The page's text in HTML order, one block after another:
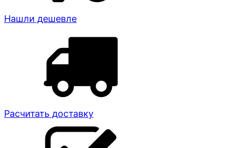
Нашли дешевле
Расчитать доставку